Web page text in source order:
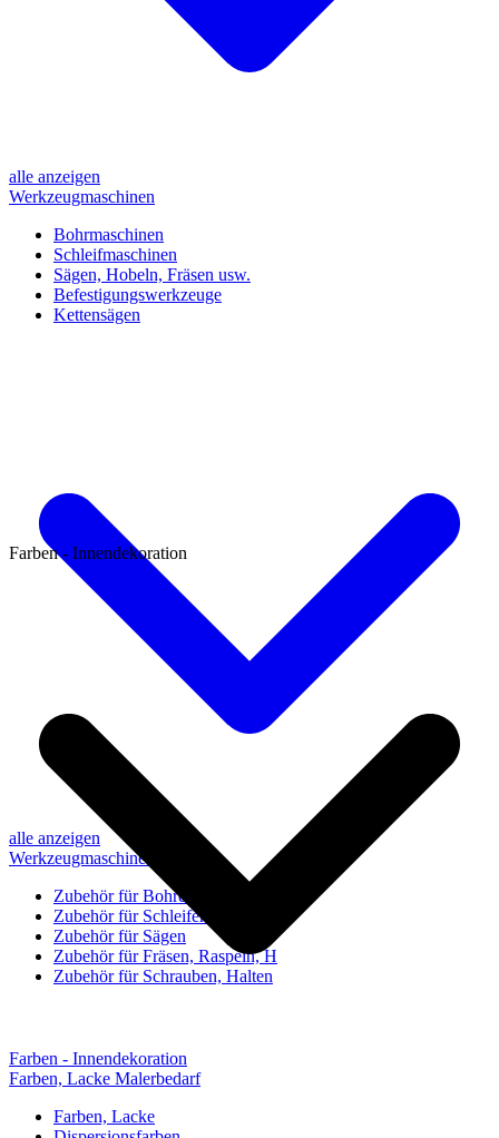
alle anzeigen
Werkzeugmaschinen
Bohrmaschinen
Schleifmaschinen
Sägen, Hobeln, Fräsen usw.
Befestigungswerkzeuge
Kettensägen
alle anzeigen
Werkzeugmaschinen-Zubehör
Zubehör für Bohren, Bohrhilfen
Zubehör für Schleifen, Poliere
Zubehör für Sägen
Zubehör für Fräsen, Raspeln, H
Zubehör für Schrauben, Halten
Farben - Innendekoration
Farben - Innendekoration
Farben, Lacke Malerbedarf
Farben, Lacke